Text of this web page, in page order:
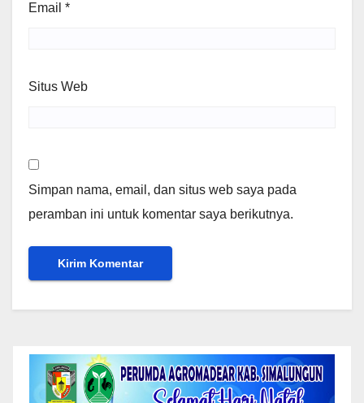
Email *
Situs Web
Simpan nama, email, dan situs web saya pada
peramban ini untuk komentar saya berikutnya.